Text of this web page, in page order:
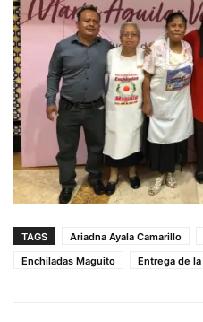
TAGS Ariadna Ayala Camarillo
Enchiladas Maguito
Entrega de